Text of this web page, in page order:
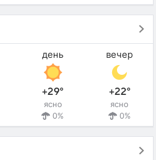
день
+29°
ясно
0%
вечер
+22°
ясно
0%